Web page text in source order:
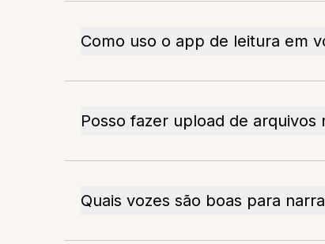
Como uso o app de leitura em
Posso fazer upload de arquivos
Quais vozes são boas para